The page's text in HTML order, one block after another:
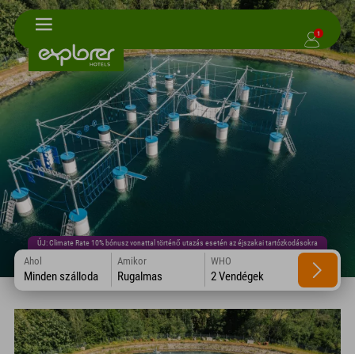
1
ÚJ: Climate Rate 10% bónusz vonattal történő utazás esetén az éjszakai tartózkodásokra
Ahol
Minden szálloda
Amikor
Rugalmas
WHO
2 Vendégek